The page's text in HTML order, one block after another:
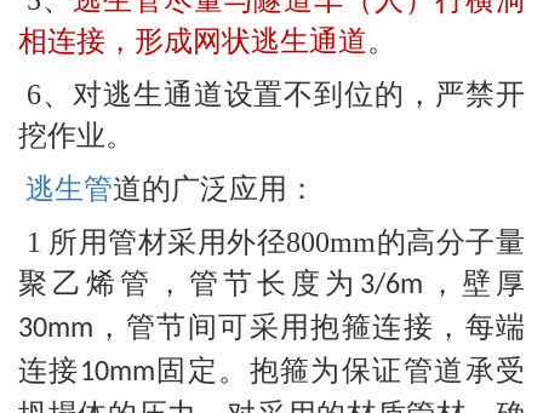
相连接，形成网状逃生通道。
6、对逃生通道设置不到位的，严禁开
挖作业。
逃生管道的广泛应用：
1 所用管材采用外径800mm的高分子量
聚乙烯管，管节长度为 3/6m ，壁厚
30mm ，管节间可采用抱箍连接，每端
连接10mm 固定。抱箍为保证管道承受